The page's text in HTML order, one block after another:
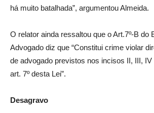
há muito batalhada”, argumentou Almeida.
O relator ainda ressaltou que o Art.7º-B do
Advogado diz que “Constitui crime violar
de advogado previstos nos incisos II, III,
art. 7º desta Lei”.
Desagravo